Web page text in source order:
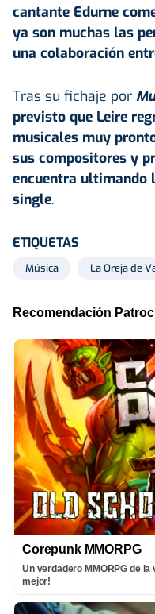
cantante Edurne
ya son muchas las
una colaboración
Tras su fichaje por
previsto que Leire
musicales muy
sus compositores y
encuentra ultimando
single.
ETIQUETAS
Música La Oreja de
Corepunk MMORPG
Un verdadero MMORPG de
mejor!